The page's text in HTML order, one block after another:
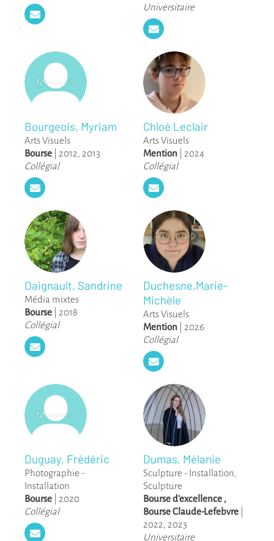
Universitaire
Bourgeois, Myriam
Arts Visuels
Bourse
2012 2013
Collégial
Chloé Leclair
Arts Visuels
Mention
2024
Collégial
Daignault, Sandrine
Média mixtes
Bourse
2018
Collégial
Duchesne,Marie-
Michèle
Arts Visuels
Mention
2026
Collégial
Duguay, Frédéric
Photographie -
Installation
Bourse
2020
Collégial
Dumas, Mélanie
Sculpture - Installation
Sculpture
Bourse d'excellence ,
Bourse Claude-Lefebvre
2022 2023
Universitaire